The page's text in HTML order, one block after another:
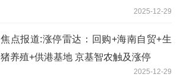
2025-12-29
焦点报道:涨停雷达：回购+海南自贸+生
猪养殖+供港基地 京基智农触及涨停
2025-12-29